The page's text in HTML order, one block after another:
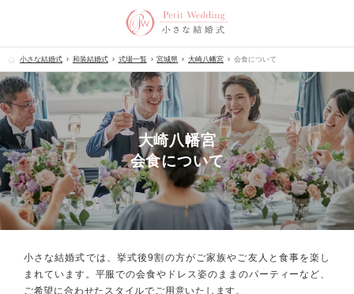
小さな結婚式 和装結婚式 式場一覧 宮城県 大崎八幡宮 会食について
大崎八幡宮
会食について
小さな結婚式では、挙式後9割の方がご家族やご友人と食事を楽し
まれています。 平服での会食やドレス姿のままのパーティーなど、
ご希望に合わせたスタイルでご用意いたします。